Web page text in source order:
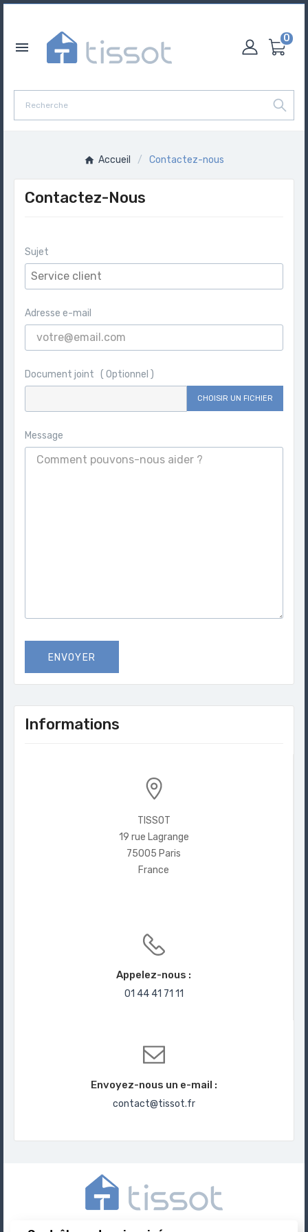

0
Accueil Contactez-nous
Contactez-Nous
Sujet
Adresse e-mail
Document joint ( Optionnel )
CHOISIR UN FICHIER
Message
ENVOYER
Informations
TISSOT
19 rue Lagrange
75005 Paris
France
Appelez-nous :
01 44 41 71 11
Envoyez-nous un e-mail :
contact@tissot.fr